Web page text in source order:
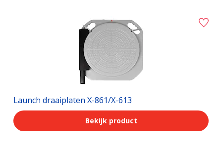
Launch draaiplaten X-861/X-613
Bekijk product